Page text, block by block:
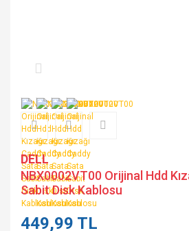
DELL
NBX0002VT00 Orijinal Hdd
Sabit Disk Kablosu
449,99 TL